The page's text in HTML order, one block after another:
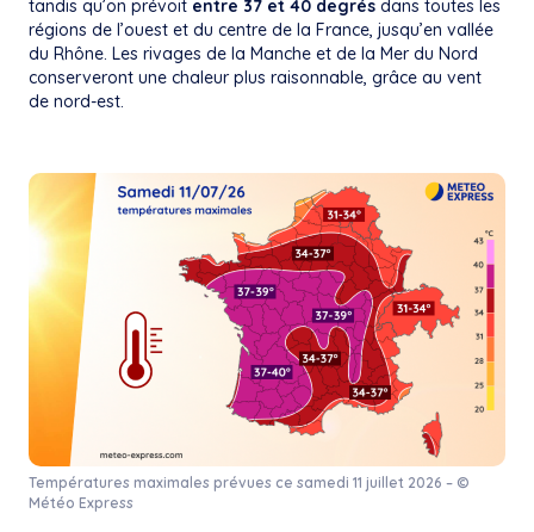
tandis qu’on prévoit entre 37 et 40 degrés dans toutes les
régions de l’ouest et du centre de la France, jusqu’en vallée
du Rhône. Les rivages de la Manche et de la Mer du Nord
conserveront une chaleur plus raisonnable, grâce au vent
de nord-est.
Températures maximales prévues ce samedi 11 juillet 2026 – ©
Météo Express